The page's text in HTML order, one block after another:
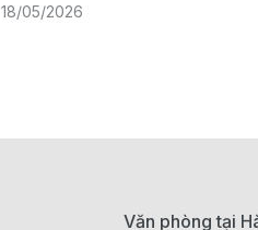
18/05/2026
Văn phòng tại